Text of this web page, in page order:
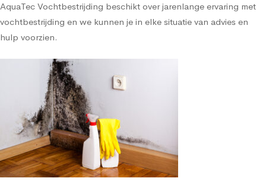
AquaTec Vochtbestrijding beschikt over jarenlange ervaring met
vochtbestrijding en we kunnen je in elke situatie van advies en
hulp voorzien.